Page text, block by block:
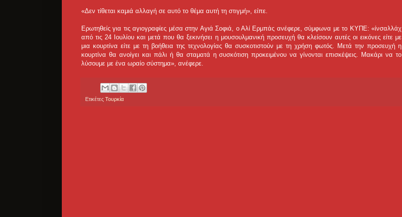
«Δεν τίθεται καμιά αλλαγή σε αυτό το θέμα αυτή τη στιγμή», είπε.
Ερωτηθείς για τις αγιογραφίες μέσα στην Αγιά Σοφιά, ο Αλί Ερμπάς ανέφερε, σύμφωνα με το ΚΥΠΕ: «ίνσαλλάχ
από τις 24 Ιουλίου και μετά που θα ξεκινήσει η μουσουλμανική προσευχή θα κλείσουν αυτές οι εικόνες είτε με
μια κουρτίνα είτε με τη βοήθεια της τεχνολογίας θα συσκοτιστούν με τη χρήση φωτός. Μετά την προσευχή η
κουρτίνα θα ανοίγει και πάλι ή θα σταματά η συσκότιση προκειμένου να γίνονται επισκέψεις. Μακάρι να το
λύσουμε με ένα ωραίο σύστημα», ανέφερε.
Ετικέτες Τουρκία